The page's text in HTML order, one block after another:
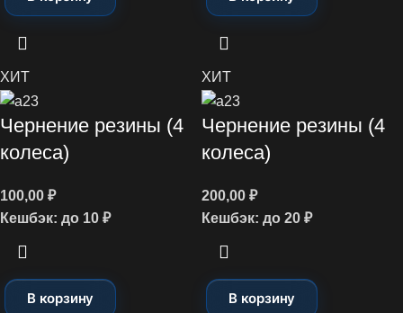
ХИТ
Чернение резины (4
колеса)
100,00 ₽
Кешбэк: до 10 ₽
В корзину
ХИТ
Чернение резины (4
колеса)
200,00 ₽
Кешбэк: до 20 ₽
В корзину